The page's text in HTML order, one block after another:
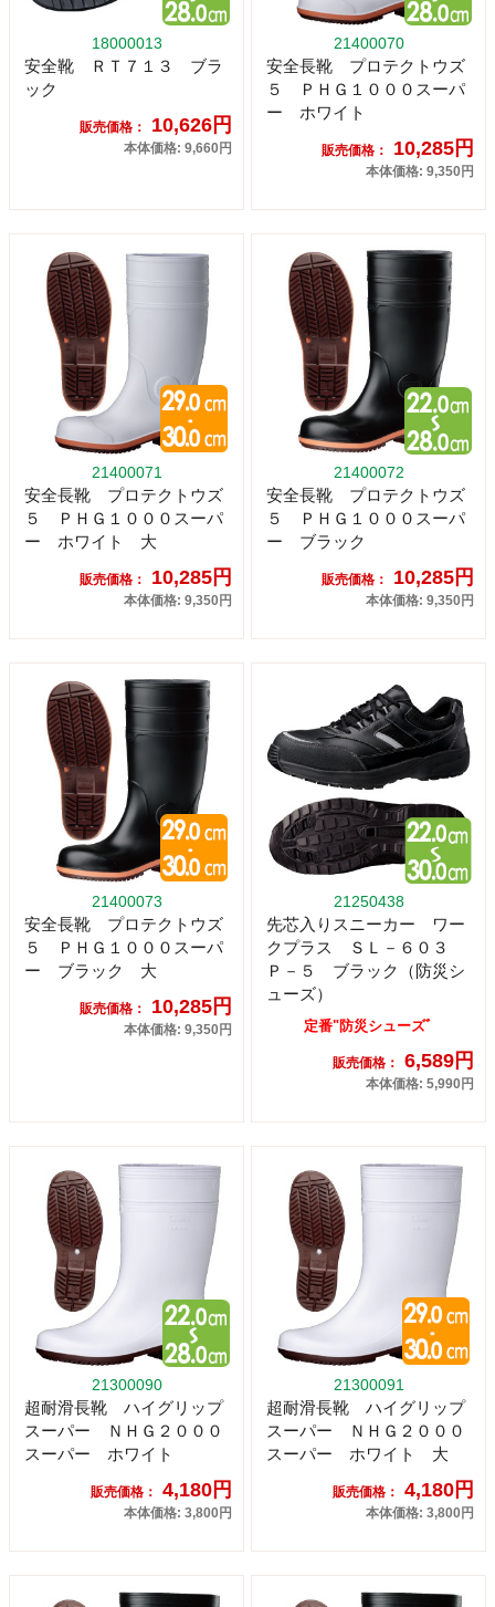
18000013
安全靴 ＲＴ７１３ ブラ
ック
販売価格： 10,626円
本体価格: 9,660円
21400070
安全長靴 プロテクトウズ
５ ＰＨＧ１０００スーパ
ー ホワイト
販売価格： 10,285円
本体価格: 9,350円
21400071
安全長靴 プロテクトウズ
５ ＰＨＧ１０００スーパ
ー ホワイト 大
販売価格： 10,285円
本体価格: 9,350円
21400072
安全長靴 プロテクトウズ
５ ＰＨＧ１０００スーパ
ー ブラック
販売価格： 10,285円
本体価格: 9,350円
21400073
安全長靴 プロテクトウズ
５ ＰＨＧ１０００スーパ
ー ブラック 大
販売価格： 10,285円
本体価格: 9,350円
21250438
先芯入りスニーカー ワー
クプラス ＳＬ－６０３
Ｐ－５ ブラック（防災シ
ューズ）
定番"防災シューズﾞ
販売価格： 6,589円
本体価格: 5,990円
21300090
超耐滑長靴 ハイグリップ
スーパー ＮＨＧ２０００
スーパー ホワイト
販売価格： 4,180円
本体価格: 3,800円
21300091
超耐滑長靴 ハイグリップ
スーパー ＮＨＧ２０００
スーパー ホワイト 大
販売価格： 4,180円
本体価格: 3,800円